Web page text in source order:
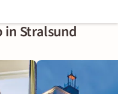
Stralsund